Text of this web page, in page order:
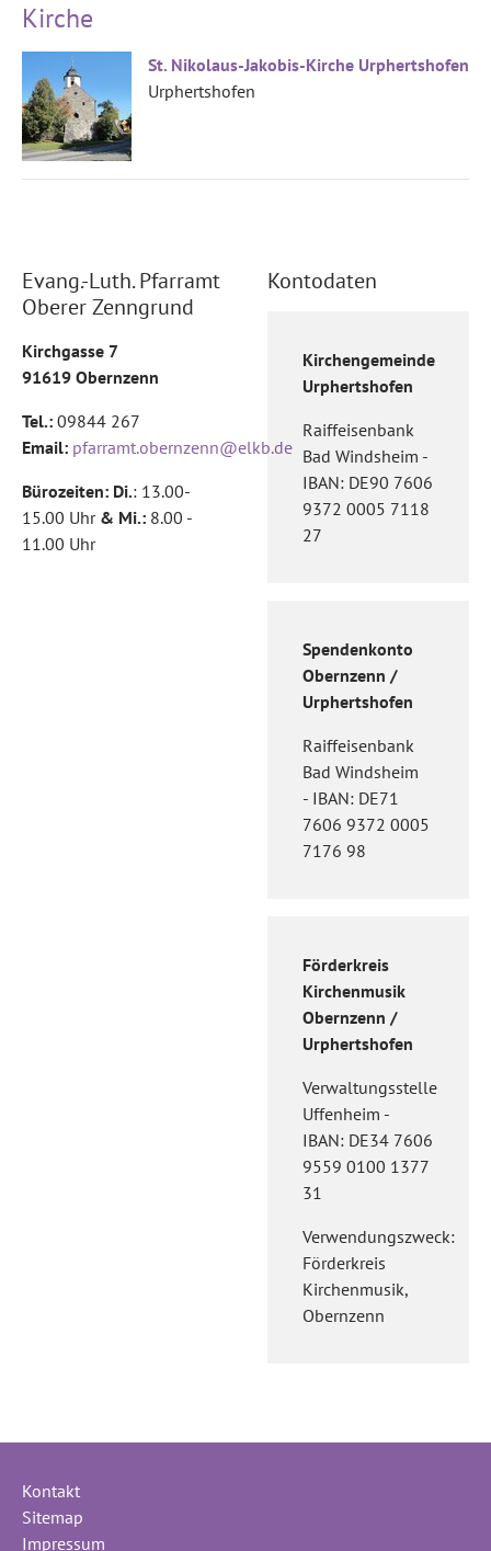
Kirche
St. Nikolaus-Jakobis-Kirche Urphertshofen
Urphertshofen
Evang.-Luth. Pfarramt
Oberer Zenngrund
Kirchgasse 7
91619 Obernzenn
Tel.: 09844 267
Email: pfarramt.obernzenn@elkb.de
Bürozeiten: Di.: 13.00-
15.00 Uhr& Mi.: 8.00 -
11.00 Uhr
Kontodaten
Kirchengemeinde
Urphertshofen
Raiffeisenbank
Bad Windsheim -
IBAN: DE90 7606
9372 0005 7118
27
Spendenkonto
Obernzenn /
Urphertshofen
Raiffeisenbank
Bad Windsheim
- IBAN: DE71
7606 9372 0005
7176 98
Förderkreis
Kirchenmusik
Obernzenn /
Urphertshofen
Verwaltungsstelle
Uffenheim -
IBAN: DE34 7606
9559 0100 1377
31
Verwendungszweck:
Förderkreis
Kirchenmusik,
Obernzenn
Kontakt
Sitemap
Impressum